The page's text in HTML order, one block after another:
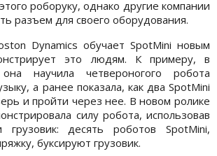
роборуку, однако другие компании
разъем для своего оборудования.
Dynamics обучает SpotMini новым
это людям. К примеру, в
научила четвероногого робота
а ранее показала, как два SpotMini
и пройти через нее. В новом ролике
силу робота, использовав
грузовик: десять роботов SpotMini,
буксируют грузовик.